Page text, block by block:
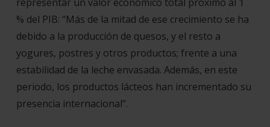
% del PIB: “Más de la mitad de ese crecimiento se ha
debido a la producción de quesos, y el resto a
yogures, postres y otros productos; frente a una
estabilidad de la leche envasada. Además, en este
periodo, los productos lácteos han incrementado su
presencia internacional”.